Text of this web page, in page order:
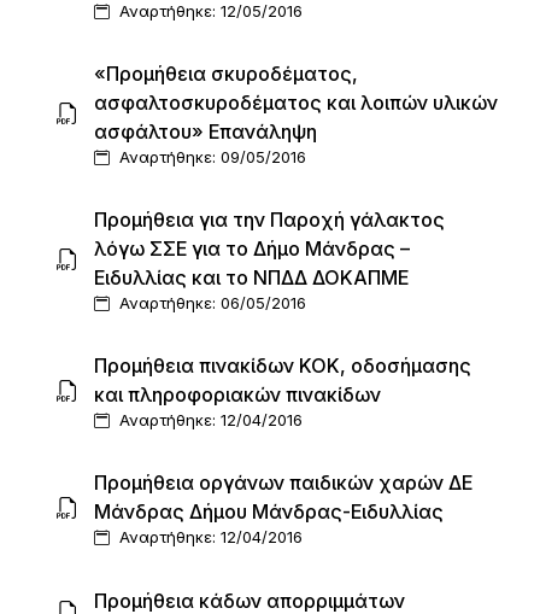
Αναρτήθηκε: 12/05/2016
«Προμήθεια σκυροδέματος,
ασφαλτοσκυροδέματος και λοιπών υλικών
ασφάλτου» Επανάληψη
Αναρτήθηκε: 09/05/2016
Προµήθεια για την Παροχή γάλακτος
λόγω ΣΣΕ για το ∆ήµο Μάνδρας –
Ειδυλλίας και το ΝΠ∆∆ ∆ΟΚΑΠΜΕ
Αναρτήθηκε: 06/05/2016
Προμήθεια πινακίδων ΚΟΚ, οδοσήμασης
και πληροφοριακών πινακίδων
Αναρτήθηκε: 12/04/2016
Προμήθεια οργάνων παιδικών χαρών ΔΕ
Μάνδρας Δήμου Μάνδρας-Ειδυλλίας
Αναρτήθηκε: 12/04/2016
Προμήθεια κάδων απορριμμάτων